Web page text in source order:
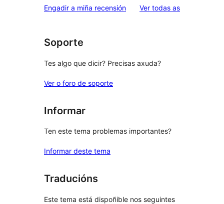
Engadir a miña recensión Ver todas asvaloracións
Soporte
Tes algo que dicir? Precisas axuda?
Ver o foro de soporte
Informar
Ten este tema problemas importantes?
Informar deste tema
Traducións
Este tema está dispoñible nos seguintes